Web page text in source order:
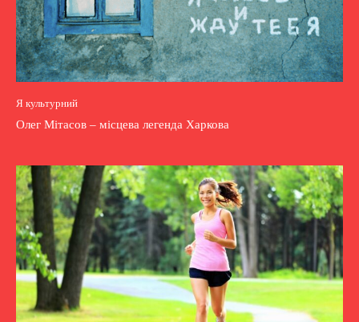
Я культурний
Олег Мітасов – місцева легенда Харкова